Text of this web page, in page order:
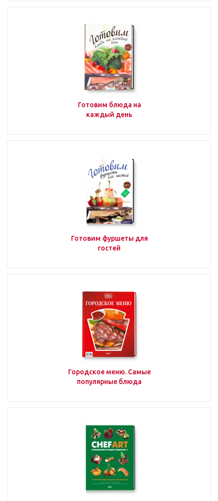
Готовим блюда на
каждый день
Готовим фуршеты для
гостей
Городское меню. Самые
популярные блюда